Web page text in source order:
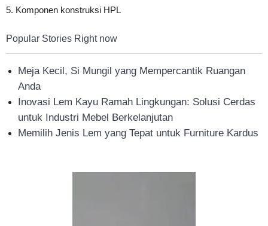
5. Komponen konstruksi HPL
Popular Stories Right now
Meja Kecil, Si Mungil yang Mempercantik Ruangan
Anda
Inovasi Lem Kayu Ramah Lingkungan: Solusi Cerdas
untuk Industri Mebel Berkelanjutan
Memilih Jenis Lem yang Tepat untuk Furniture Kardus